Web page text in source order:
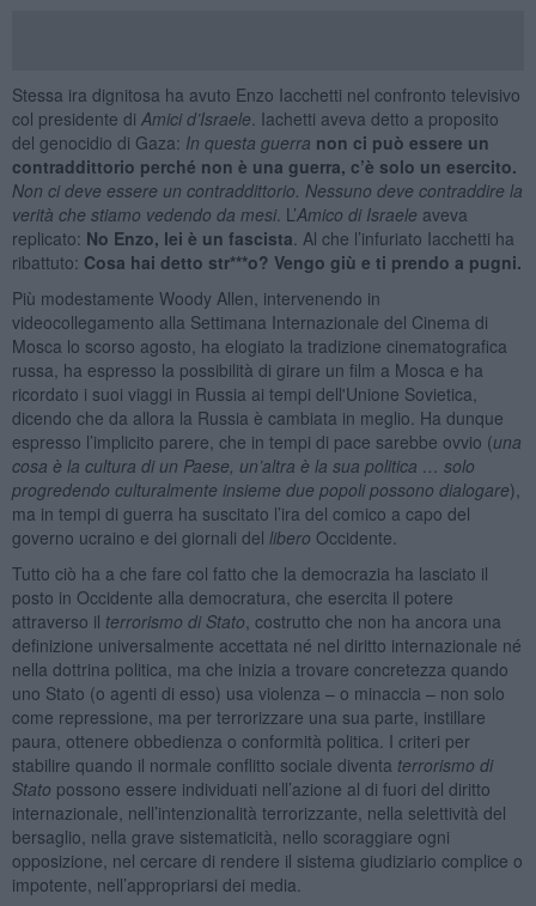
Stessa ira dignitosa ha avuto Enzo Iacchetti nel confronto televisivo
col presidente di Amici d’Israele . Iachetti aveva detto a proposito
del genocidio di Gaza: In questa guerra non ci può essere un
contraddittorio perché non è una guerra, c’è solo un esercito.
Non ci deve essere un contraddittorio. Nessuno deve contraddire la
verità che stiamo vedendo da mesi. L’Amico di Israele aveva
replicato: No Enzo, lei è un fascista . Al che l’infuriato Iacchetti ha
ribattuto: Cosa hai detto str***o? Vengo giù e ti prendo a pugni.
Più modestamente Woody Allen, intervenendo in
videocollegamento alla Settimana Internazionale del Cinema di
Mosca lo scorso agosto, ha elogiato la tradizione cinematografica
russa, ha espresso la possibilità di girare un film a Mosca e ha
ricordato i suoi viaggi in Russia ai tempi dell'Unione Sovietica,
dicendo che da allora la Russia è cambiata in meglio. Ha dunque
espresso l’implicito parere, che in tempi di pace sarebbe ovvio (una
cosa è la cultura di un Paese, un’altra è la sua politica … solo
progredendo culturalmente insieme due popoli possono dialogare),
ma in tempi di guerra ha suscitato l’ira del comico a capo del
governo ucraino e dei giornali del libero Occidente.
Tutto ciò ha a che fare col fatto che la democrazia ha lasciato il
posto in Occidente alla democratura, che esercita il potere
attraverso il terrorismo di Stato , costrutto che non ha ancora una
definizione universalmente accettata né nel diritto internazionale né
nella dottrina politica, ma che inizia a trovare concretezza quando
uno Stato (o agenti di esso) usa violenza – o minaccia – non solo
come repressione, ma per terrorizzare una sua parte, instillare
paura, ottenere obbedienza o conformità politica. I criteri per
stabilire quando il normale conflitto sociale diventa terrorismo di
Stato possono essere individuati nell’azione al di fuori del diritto
internazionale, nell’intenzionalità terrorizzante, nella selettività del
bersaglio, nella grave sistematicità, nello scoraggiare ogni
opposizione, nel cercare di rendere il sistema giudiziario complice o
impotente, nell’appropriarsi dei media.